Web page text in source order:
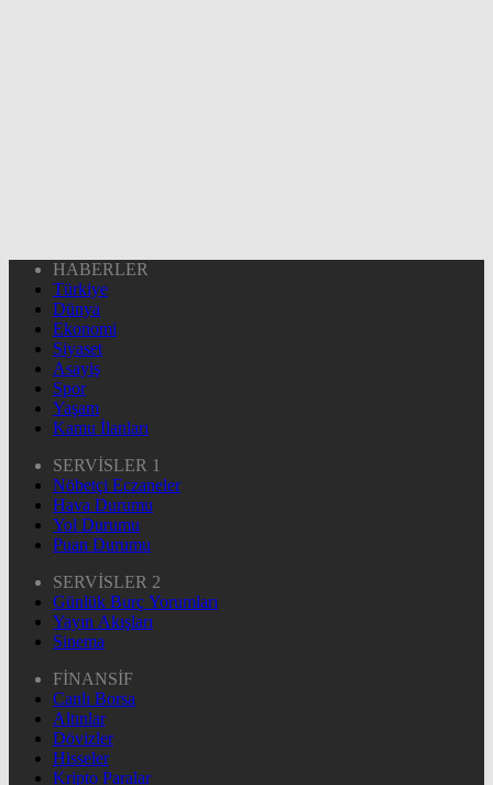
HABERLER
Türkiye
Dünya
Ekonomi
Siyaset
Asayiş
Spor
Yaşam
Kamu İlanları
SERVİSLER 1
Nöbetçi Eczaneler
Hava Durumu
Yol Durumu
Puan Durumu
SERVİSLER 2
Günlük Burç Yorumları
Yayın Akışları
Sinema
FİNANSİF
Canlı Borsa
Altınlar
Dövizler
Hisseler
Kripto Paralar